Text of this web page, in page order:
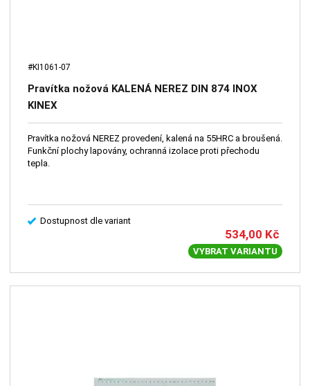
#KI1061-07
Pravítka nožová KALENÁ NEREZ DIN 874 INOX
KINEX
Pravítka nožová NEREZ provedení, kalená na 55HRC a broušená.
Funkční plochy lapovány, ochranná izolace proti přechodu
tepla.
Dostupnost dle variant
534,00 Kč
VYBRAT VARIANTU